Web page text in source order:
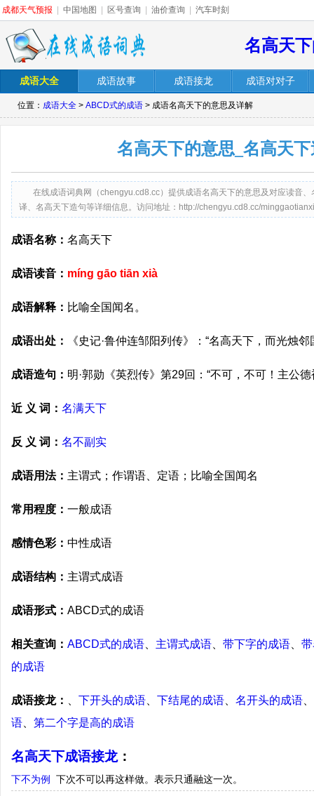
成都天气预报 中国地图 区号查询 油价查询 汽车时刻
名高天
成语大全 成语故事 成语接龙 成语对对子
位置： 成语大全 > ABCD式的成语 > 成语名高天下的意思及详解
名高天下的意思_名高天
在线成语词典网（chengyu.cd8.cc）提供成语名高天下的意思及对应读音
译、名高天下造句等详细信息。访问地址：http://chengyu.cd8.cc/
成语名称： 名高天下
成语读音： míng gāo tiān xià
成语解释： 比喻全国闻名。
成语出处： 《史记·鲁仲连邹阳列传》：“名高天下，而光烛邻
成语造句： 明·郭勋《英烈传》第29回：“不可，不可！主公
近 义 词： 名满天下
反 义 词： 名不副实
成语用法： 主谓式；作谓语、定语；比喻全国闻名
常用程度： 一般成语
感情色彩： 中性成语
成语结构： 主谓式成语
成语形式： ABCD式的成语
相关查询： ABCD式的成语 主谓式成语 带下字的成语
的成语
成语接龙： 下开头的成语 下结尾的成语 名开头的成语
语
第二个字是高的成语
名高天下成语接龙：
下不为例 下次不可以再这样做。表示只通融这一次。